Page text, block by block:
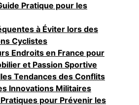
Pratique pour les
à Éviter lors des
Cyclistes
Endroits en France pour
et Passion Sportive
Tendances des Conflits
Innovations Militaires
pour Prévenir les